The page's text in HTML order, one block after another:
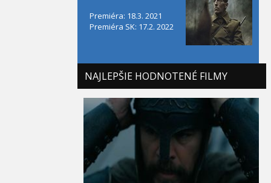
Premiéra: 18.3. 2021
Premiéra SK: 17.2. 2022
NAJLEPŠIE HODNOTENÉ FILMY